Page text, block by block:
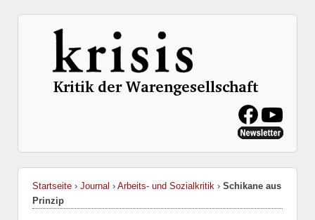
Startseite › Journal › Arbeits- und Sozialkritik › Schikane aus
Prinzip